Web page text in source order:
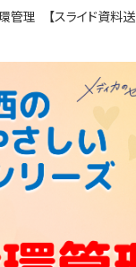
循環器 心
皮膚・形
ICU
リハ
管理 【スライド資料送